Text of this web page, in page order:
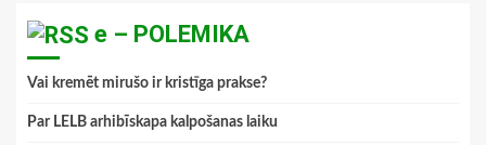
e – POLEMIKA
Vai kremēt mirušo ir kristīga prakse?
Par LELB arhibīskapa kalpošanas laiku